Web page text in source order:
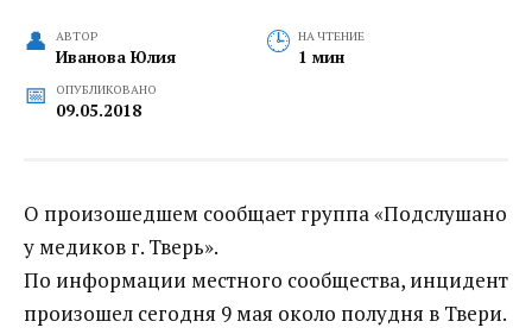
АВТОР
Иванова Юлия
НА ЧТЕНИЕ
1 мин
ОПУБЛИКОВАНО
09.05.2018
О произошедшем сообщает группа «Подслушано
у медиков г. Тверь».
По информации местного сообщества, инцидент
произошел сегодня 9 мая около полудня в Твери.